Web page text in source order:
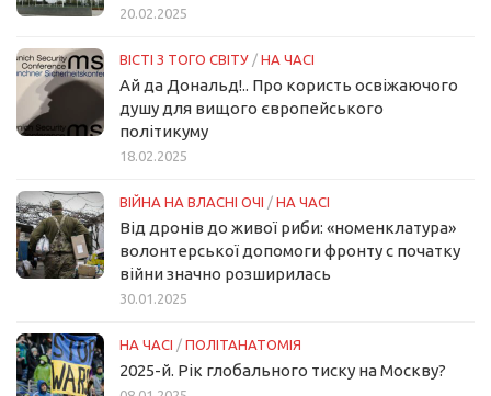
20.02.2025
ВІСТІ З ТОГО СВІТУ / НА ЧАСІ
Ай да Дональд!.. Про користь освіжаючого
душу для вищого європейського
політикуму
18.02.2025
ВІЙНА НА ВЛАСНІ ОЧІ / НА ЧАСІ
Від дронів до живої риби: «номенклатура»
волонтерської допомоги фронту с початку
війни значно розширилась
30.01.2025
НА ЧАСІ / ПОЛІТАНАТОМІЯ
2025-й. Рік глобального тиску на Москву?